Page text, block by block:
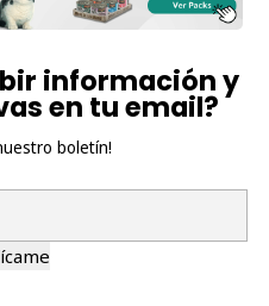
información y
en tu email?
boletín!